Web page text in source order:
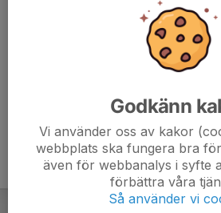
Glöm ej : Fotbollsskor, benskydd,
Godkänn
Vi använder oss av kakor
webbplats ska fungera bra
även för webbanalys i syfte
förbättra våra
Så använder vi